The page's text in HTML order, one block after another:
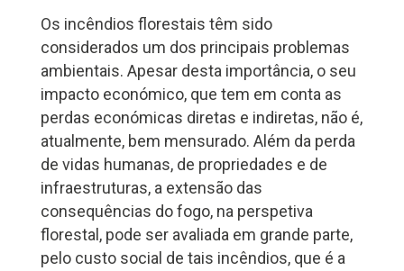
Os incêndios florestais têm sido
considerados um dos principais problemas
ambientais. Apesar desta importância, o seu
impacto económico, que tem em conta as
perdas económicas diretas e indiretas, não é,
atualmente, bem mensurado. Além da perda
de vidas humanas, de propriedades e de
infraestruturas, a extensão das
consequências do fogo, na perspetiva
florestal, pode ser avaliada em grande parte,
pelo custo social de tais incêndios, que é a